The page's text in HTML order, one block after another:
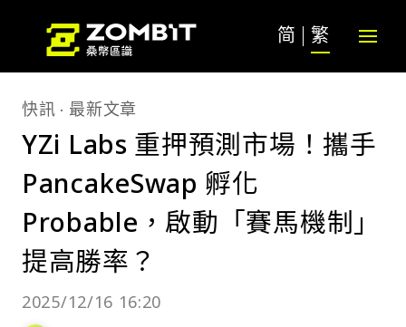
简 繁
快訊 最新文章
YZi Labs 重押預測市場！攜手
PancakeSwap 孵化
Probable，啟動「賽馬機制」
提高勝率？
2025/12/16 16:20